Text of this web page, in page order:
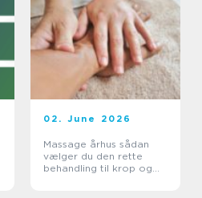
02. June 2026
Massage århus sådan
vælger du den rette
behandling til krop og